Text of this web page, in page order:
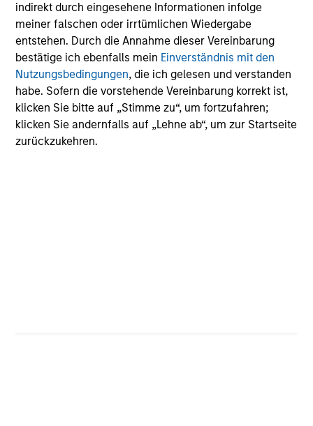
indirekt durch eingesehene Informationen infolge
meiner falschen oder irrtümlichen Wiedergabe
entstehen. Durch die Annahme dieser Vereinbarung
bestätige ich ebenfalls mein Einverständnis mit den
Nutzungsbedingungen, die ich gelesen und verstanden
habe. Sofern die vorstehende Vereinbarung korrekt ist,
klicken Sie bitte auf „Stimme zu“, um fortzufahren;
klicken Sie andernfalls auf „Lehne ab“, um zur Startseite
zurückzukehren.
Tax Character of
Distributions
Risiko-Rendite-Profil